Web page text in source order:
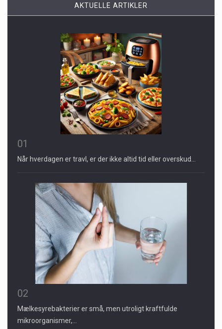
AKTUELLE ARTIKLER
01
Når hverdagen er travl, er der ikke altid tid eller overskud…
02
Mælkesyrebakterier er små, men utroligt kraftfulde
mikroorganismer,…